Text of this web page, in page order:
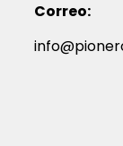
Correo: